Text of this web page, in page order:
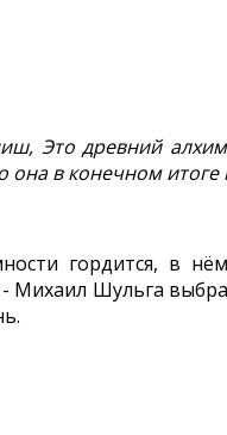
Это древний
она в конечном
гордится, в
Михаил Шульга